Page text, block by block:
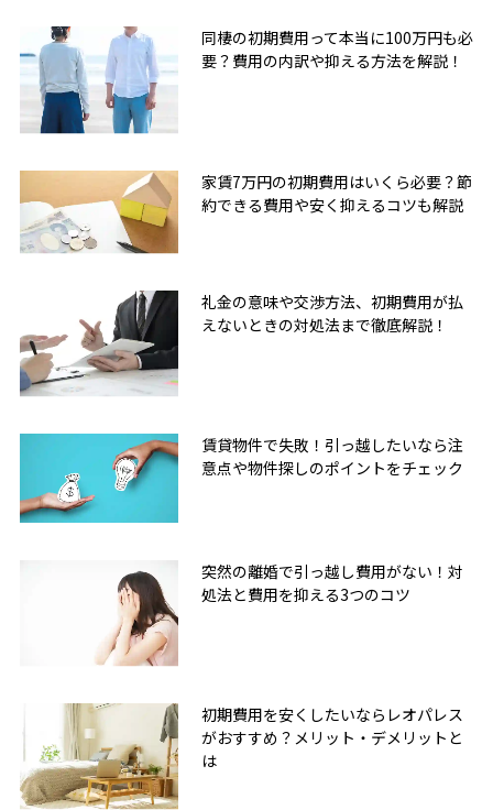
同棲の初期費用って本当に100万円も必
要？費用の内訳や抑える方法を解説！
家賃7万円の初期費用はいくら必要？節
約できる費用や安く抑えるコツも解説
礼金の意味や交渉方法、初期費用が払
えないときの対処法まで徹底解説！
賃貸物件で失敗！引っ越したいなら注
意点や物件探しのポイントをチェック
突然の離婚で引っ越し費用がない！対
処法と費用を抑える3つのコツ
初期費用を安くしたいならレオパレス
がおすすめ？メリット・デメリットと
は